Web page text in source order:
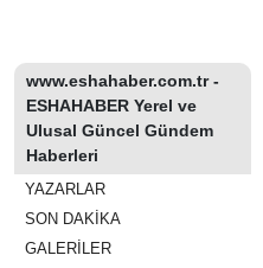
www.eshahaber.com.tr -
ESHAHABER Yerel ve
Ulusal Güncel Gündem
Haberleri
YAZARLAR
SON DAKİKA
GALERİLER